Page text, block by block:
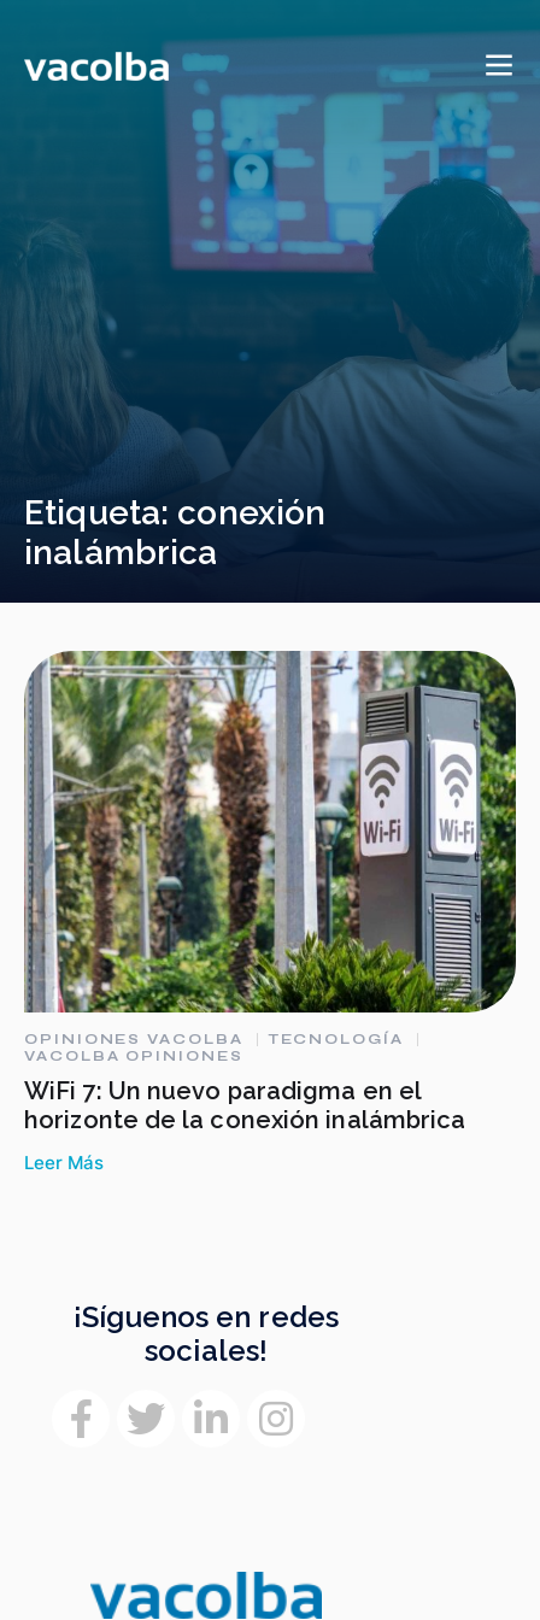
contenido
Vacolba
Etiqueta: conexión
inalámbrica
OPINIONES VACOLBA
TECNOLOGÍA
VACOLBA OPINIONES
WiFi 7: Un nuevo paradigma en el
horizonte de la conexión inalámbrica
Leer Más
¡Síguenos en redes
sociales!